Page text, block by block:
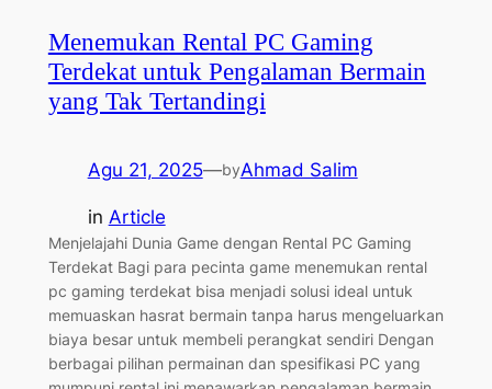
Menemukan Rental PC Gaming
Terdekat untuk Pengalaman Bermain
yang Tak Tertandingi
Agu 21, 2025—byAhmad Salim
in Article
Menjelajahi Dunia Game dengan Rental PC Gaming
Terdekat Bagi para pecinta game menemukan rental
pc gaming terdekat bisa menjadi solusi ideal untuk
memuaskan hasrat bermain tanpa harus mengeluarkan
biaya besar untuk membeli perangkat sendiri Dengan
berbagai pilihan permainan dan spesifikasi PC yang